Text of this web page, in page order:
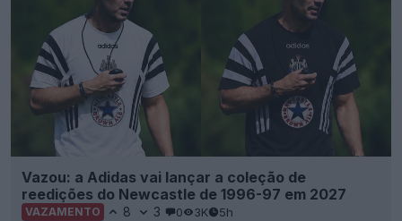
Vazou: a Adidas vai lançar a coleção de
reedições do Newcastle de 1996-97 em 2027
VAZAMENTO 8 3 0 3K 5h